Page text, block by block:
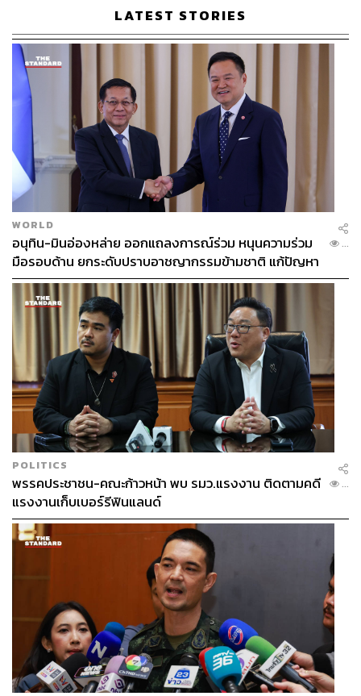
โดยสรุป การพยากรณ์ของ ศ. ดร.หลินอี้ฟู มาจากสมมติฐาน
ต่างๆ ที่อาจจะเปลี่ยนแปลงตามสภาพเศรษฐกิจ เหตุการณ์
ทางภูมิรัฐศาสตร์ และปัจจัยอื่นๆ ที่มีอิทธิพลต่อเส้นทางการ
เติบโตของจีน
ท้ายที่สุดแล้ว เศรษฐกิจจีนจะแซงสหรัฐฯ ได้เมื่อไรจำเป็นต้อง
พิจารณาอัตราการเติบโตของเศรษฐกิจสหรัฐฯ ควบคู่ไปด้วย
ทั้งหมดนี้ขึ้นอยู่กับหลายปัจจัยในอนาคตที่มีความไม่แน่นอน
สูงมาก ทั้งทางด้านเศรษฐกิจ การเมือง สังคม รวมทั้งปัจจัย
จากภายนอก และที่สำคัญเศรษฐกิจจีนจะแซงสหรัฐฯ ได้จริง
หรือไม่ย่อมขึ้นอยู่กับฝีมือและความสามารถของรัฐบาลจีน
ในการรับมือและจัดการกับโจทย์ยากต่างๆ ที่เป็นอุปสรรค
และความท้าทายได้สำเร็จอย่างแท้จริงหรือไม่ จึงต้องติดตาม
กันต่อไป
ภาพ: REUTERS / Zoey Zhang / File Photo
สามารถติดตาม THE STANDARD WEALTH
ผ่านแอปพลิเคชันต่างๆ ที่คุณสะดวกหรือใช้งานอยู่แล้วได้เลย
TAGS: Justin Lin Yifu USA China
Opinion
เศรษฐกิจจีน
เศรษฐกิจสหรัฐฯ
3.2K
LATEST STORIES
WORLD
อนุทิน-มินอ่องหล่าย ออกแถลงการณ์ร่วม หนุนความร่วม
มือรอบด้าน ยกระดับปราบอาชญากรรมข้ามชาติ แก้ปัญหา
หมอกควัน-มลพิษทางน้ำ
...
POLITICS
พรรคประชาชน-คณะก้าวหน้า พบ รมว.แรงงาน ติดตามคดี
แรงงานเก็บเบอร์รีฟินแลนด์
...